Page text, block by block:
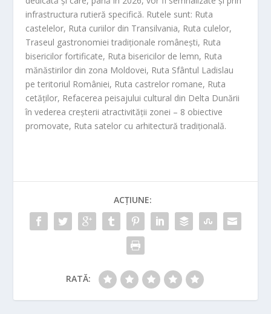
infrastructura rutieră specifică. Rutele sunt: Ruta
castelelor, Ruta curiilor din Transilvania, Ruta culelor,
Traseul gastronomiei tradiționale românești, Ruta
bisericilor fortificate, Ruta bisericilor de lemn, Ruta
mănăstirilor din zona Moldovei, Ruta Sfântul Ladislau
pe teritoriul României, Ruta castrelor romane, Ruta
cetăților, Refacerea peisajului cultural din Delta Dunării
în vederea creșterii atractivității zonei – 8 obiective
promovate, Ruta satelor cu arhitectură tradițională.
ACȚIUNE:
RATĂ: